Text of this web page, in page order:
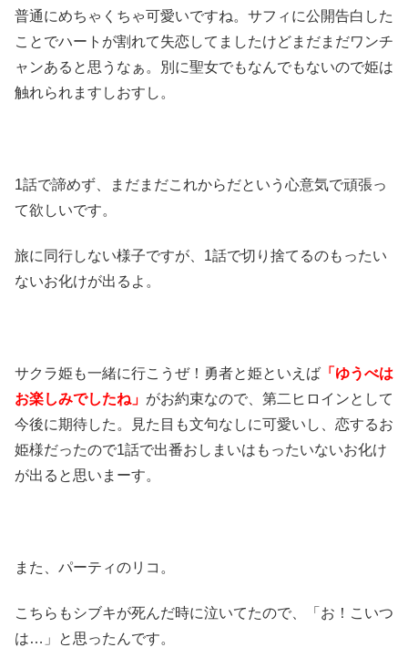
普通にめちゃくちゃ可愛いですね。サフィに公開告白した
ことでハートが割れて失恋してましたけどまだまだワンチ
ャンあると思うなぁ。別に聖女でもなんでもないので姫は
触れられますしおすし。
1話で諦めず、まだまだこれからだという心意気で頑張っ
て欲しいです。
旅に同行しない様子ですが、1話で切り捨てるのもったい
ないお化けが出るよ。
サクラ姫も一緒に行こうぜ！勇者と姫といえば 「ゆうべは
お楽しみでしたね」 がお約束なので、第二ヒロインとして
今後に期待した。見た目も文句なしに可愛いし、恋するお
姫様だったので1話で出番おしまいはもったいないお化け
が出ると思いまーす。
また、パーティのリコ。
こちらもシブキが死んだ時に泣いてたので、「お！こいつ
は…」と思ったんです。